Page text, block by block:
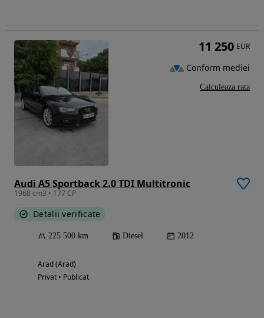
Audi A5 Sportback 2.0 TDI Multitronic
1968 cm3 • 177 CP
Detalii verificate
225 500 km Diesel 2012
Arad (Arad)
Privat • Publicat
11 250 EUR
Conform mediei
Calculeaza rata